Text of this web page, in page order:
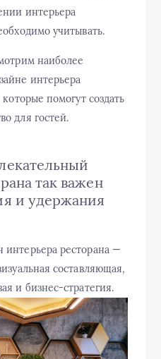
интерьера
учитывать.
наиболее
интерьера
помогут создать
для гостей.
так важен
и удержания
интерьера ресторана —
составляющая,
и бизнес-стратегия.